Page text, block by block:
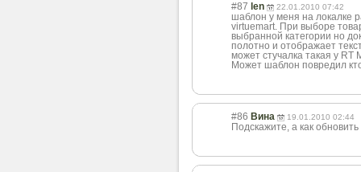
#87 len 22.01.2010 07:42
шаблон у меня на локалке
virtuemart. При выборе
выбранной категории но
полотно и отображает
может стучалка такая у RT
Может шаблон повредил
#86 Вина 19.01.2010 02:44
Подскажите, а как